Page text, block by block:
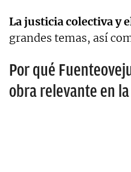
La justicia colectiva y
grandes temas, así
Por qué
obra relevante en